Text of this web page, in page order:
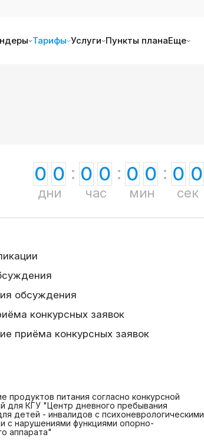
Тарифы Услуги Пункты планаЕще
0 0
дни
0 0
час
0 0
мин
0 0
сек
обсуждения
конкурсных заявок
приёма конкурсных заявок
продуктов питания согласно конкурсной
для КГУ "Центр дневного пребывания
детей - инвалидов с психоневрологическими
с нарушениями функциями опорно-
аппарата"